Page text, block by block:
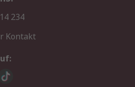
234
Kontakt